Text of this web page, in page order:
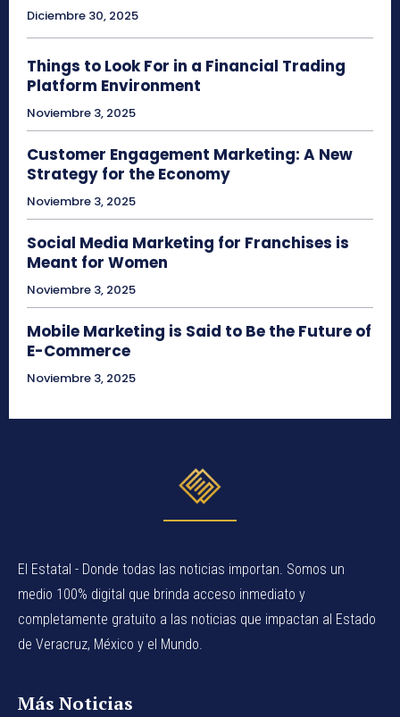
Diciembre 30, 2025
Things to Look For in a Financial Trading
Platform Environment
Noviembre 3, 2025
Customer Engagement Marketing: A New
Strategy for the Economy
Noviembre 3, 2025
Social Media Marketing for Franchises is
Meant for Women
Noviembre 3, 2025
Mobile Marketing is Said to Be the Future of
E-Commerce
Noviembre 3, 2025
El Estatal - Donde todas las noticias importan. Somos un
medio 100% digital que brinda acceso inmediato y
completamente gratuito a las noticias que impactan al Estado
de Veracruz, México y el Mundo.
Más Noticias